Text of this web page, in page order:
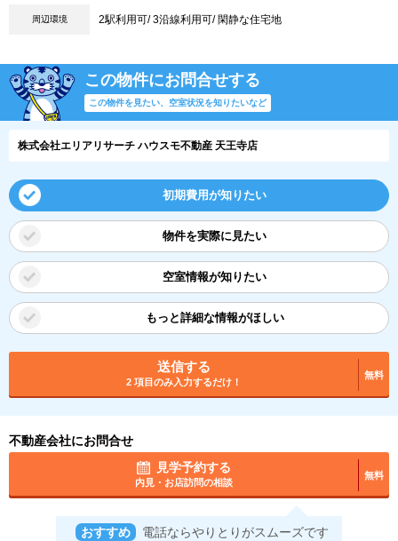
周辺環境 2駅利用可/ 3沿線利用可/ 閑静な住宅地
この物件にお問合せする
この物件を見たい、空室状況を知りたいなど
株式会社エリアリサーチ ハウスモ不動産 天王寺店
初期費用が知りたい
物件を実際に見たい
空室情報が知りたい
もっと詳細な情報がほしい
送信する
2 項目のみ入力するだけ！
無料
不動産会社にお問合せ
見学予約する
内見・お店訪問の相談
無料
おすすめ 電話ならやりとりがスムーズです